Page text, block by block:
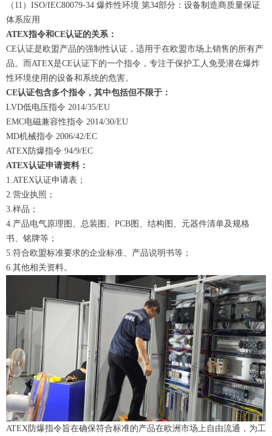
（11）ISO/IEC80079-34 爆炸性环境 第34部分：设备制造商质量保证
体系应用
ATEX指令和CE认证的关系：
CE认证是欧盟产品的强制性认证，适用于在欧盟市场上销售的所有产
品。而ATEX是CE认证下的一个指令，专注于保护工人免受潜在爆炸
性环境使用的设备和系统的危害。
CE认证包含多个指令，其中包括但不限于：
LVD低电压指令 2014/35/EU
EMC电磁兼容性指令 2014/30/EU
MD机械指令 2006/42/EC
ATEX防爆指令 94/9/EC
ATEX认证申请资料：
1.ATEX认证申请表；
2.营业执照；
3.样品；
4.产品电气原理图、总装图、PCB图、结构图、元器件清单及规格
书、铭牌等；
5.符合欧盟标准要求的企业标准、产品说明书等；
6.其他相关资料。
ATEX防爆指令旨在确保符合标准的产品在欧洲市场上自由流通，为工